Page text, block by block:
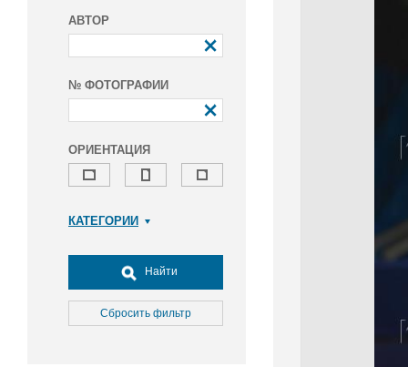
АВТОР
№ ФОТОГРАФИИ
ОРИЕНТАЦИЯ
КАТЕГОРИИ
Досуг, туризм и отдых
Культура
Медицина
Найти
Сбросить фильтр